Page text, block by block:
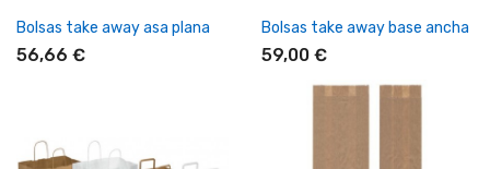
Bolsas take away asa plana
56,66 €
Bolsas take away base ancha
59,00 €